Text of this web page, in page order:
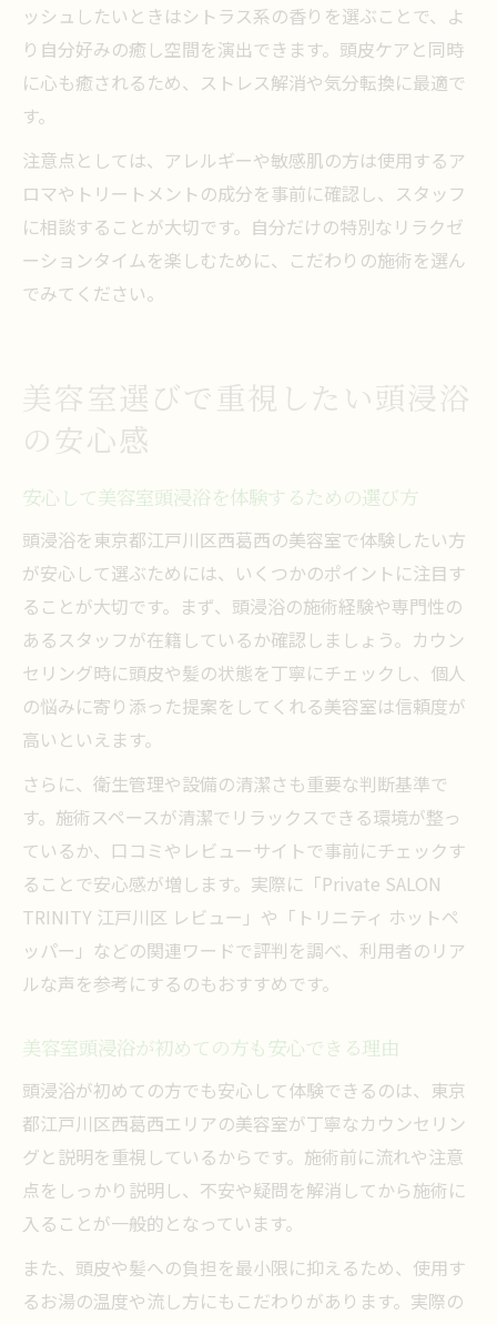
ッシュしたいときはシトラス系の香りを選ぶことで、よ
り自分好みの癒し空間を演出できます。頭皮ケアと同時
に心も癒されるため、ストレス解消や気分転換に最適で
す。
注意点としては、アレルギーや敏感肌の方は使用するア
ロマやトリートメントの成分を事前に確認し、スタッフ
に相談することが大切です。自分だけの特別なリラクゼ
ーションタイムを楽しむために、こだわりの施術を選ん
でみてください。
美容室選びで重視したい頭浸浴
の安心感
安心して美容室頭浸浴を体験するための選び方
頭浸浴を東京都江戸川区西葛西の美容室で体験したい方
が安心して選ぶためには、いくつかのポイントに注目す
ることが大切です。まず、頭浸浴の施術経験や専門性の
あるスタッフが在籍しているか確認しましょう。カウン
セリング時に頭皮や髪の状態を丁寧にチェックし、個人
の悩みに寄り添った提案をしてくれる美容室は信頼度が
高いといえます。
さらに、衛生管理や設備の清潔さも重要な判断基準で
す。施術スペースが清潔でリラックスできる環境が整っ
ているか、口コミやレビューサイトで事前にチェックす
ることで安心感が増します。実際に「Private SALON
TRINITY 江戸川区 レビュー」や「トリニティ ホットペ
ッパー」などの関連ワードで評判を調べ、利用者のリア
ルな声を参考にするのもおすすめです。
美容室頭浸浴が初めての方も安心できる理由
頭浸浴が初めての方でも安心して体験できるのは、東京
都江戸川区西葛西エリアの美容室が丁寧なカウンセリン
グと説明を重視しているからです。施術前に流れや注意
点をしっかり説明し、不安や疑問を解消してから施術に
入ることが一般的となっています。
また、頭皮や髪への負担を最小限に抑えるため、使用す
るお湯の温度や流し方にもこだわりがあります。実際の